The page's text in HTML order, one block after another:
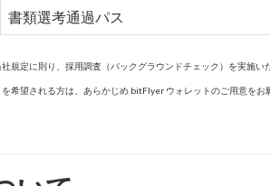
書類選考通過パス
規定に則り、採用調査（バックグラウンドチェック）を実施
を希望される方は、あらかじめ bitFlyer ウォレットのご用意を